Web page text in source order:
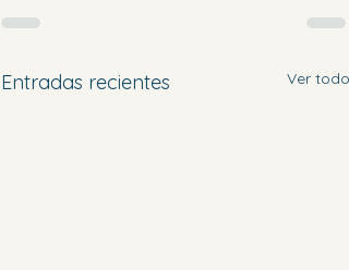
Entradas recientes Ver todo